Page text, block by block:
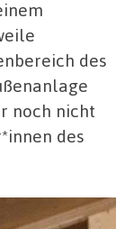
des
noch nicht
des